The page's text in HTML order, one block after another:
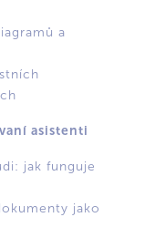
a
asistenti
jak funguje
jako